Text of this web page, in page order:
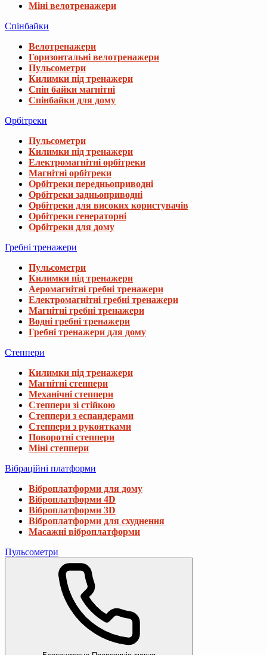
Міні велотренажери
Спінбайки
Велотренажери
Горизонтальні велотренажери
Пульсометри
Килимки під тренажери
Спін байки магнітні
Спінбайки для дому
Орбітреки
Пульсометри
Килимки під тренажери
Електромагнітні орбітреки
Магнітні орбітреки
Орбітреки передньоприводні
Орбітреки задньоприводні
Орбітреки для високих користувачів
Орбітреки генераторні
Орбітреки для дому
Гребні тренажери
Пульсометри
Килимки під тренажери
Аеромагнітні гребні тренажери
Електромагнітні гребні тренажери
Магнітні гребні тренажери
Водні гребні тренажери
Гребні тренажери для дому
Степпери
Килимки під тренажери
Магнітні степпери
Механічні степпери
Степпери зі стійкою
Степпери з еспандерами
Степпери з рукоятками
Поворотні степпери
Міні степпери
Вібраційні платформи
Віброплатформи для дому
Віброплатформи 4D
Віброплатформи 3D
Віброплатформи для схуднення
Масажні віброплатформи
Пульсометри